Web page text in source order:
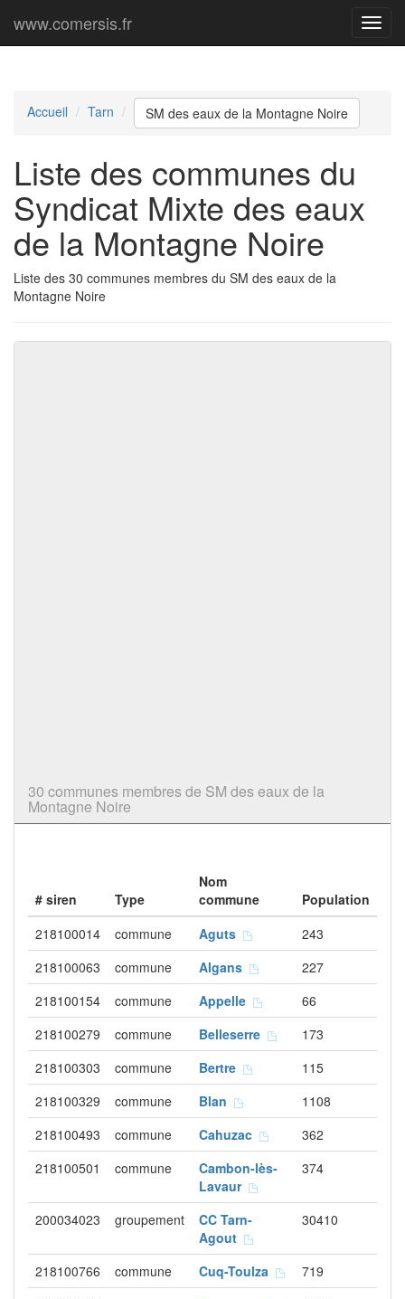
Menu
www.comersis.fr
Accueil Tarn SM des eaux de la Montagne Noire
Liste des communes du
Syndicat Mixte des eaux
de la Montagne Noire
Liste des 30 communes membres du SM des eaux de la
Montagne Noire
30 communes membres de SM des eaux de la
Montagne Noire
# siren Type
Nom
commune
Population
218100014
commune Aguts
243
218100063
commune Algans
227
218100154
commune Appelle
66
218100279
commune Belleserre
173
218100303
commune Bertre
115
218100329
commune Blan
1108
218100493
commune Cahuzac
362
218100501
commune
Cambon-lès-
Lavaur
374
200034023 groupement
CC Tarn-
Agout
30410
218100766 commune Cuq-Toulza
719